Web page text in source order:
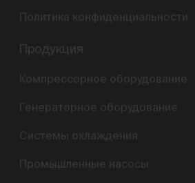
Политика конфиденциальности
Продукция
Компрессорное оборудование
Генераторное оборудование
Системы охлаждения
Промышленные насосы